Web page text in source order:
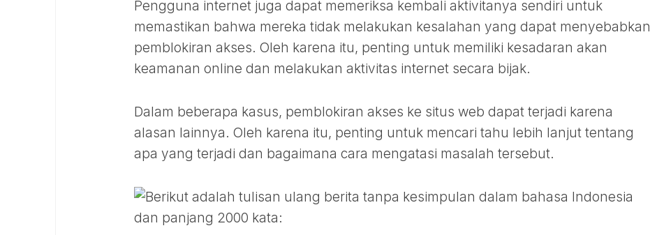
Pengguna internet juga dapat memeriksa kembali aktivitanya sendiri untuk
memastikan bahwa mereka tidak melakukan kesalahan yang dapat menyebabkan
pemblokiran akses. Oleh karena itu, penting untuk memiliki kesadaran akan
keamanan online dan melakukan aktivitas internet secara bijak.
Dalam beberapa kasus, pemblokiran akses ke situs web dapat terjadi karena
alasan lainnya. Oleh karena itu, penting untuk mencari tahu lebih lanjut tentang
apa yang terjadi dan bagaimana cara mengatasi masalah tersebut.